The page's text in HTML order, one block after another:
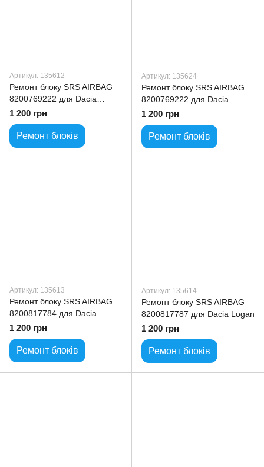
Артикул: 135612
Ремонт блоку SRS AIRBAG
8200769222 для Dacia
Logan
1 200 грн
Ремонт блоків
Артикул: 135624
Ремонт блоку SRS AIRBAG
8200769222 для Dacia
Sandero
1 200 грн
Ремонт блоків
Артикул: 135613
Ремонт блоку SRS AIRBAG
8200817784 для Dacia
Logan
1 200 грн
Ремонт блоків
Артикул: 135614
Ремонт блоку SRS AIRBAG
8200817787 для Dacia Logan
1 200 грн
Ремонт блоків